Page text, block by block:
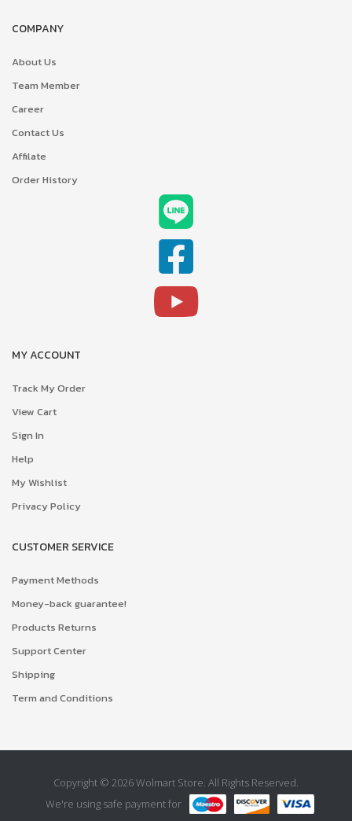
COMPANY
About Us
Team Member
Career
Contact Us
Affilate
Order History
MY ACCOUNT
Track My Order
View Cart
Sign In
Help
My Wishlist
Privacy Policy
CUSTOMER SERVICE
Payment Methods
Money-back guarantee!
Products Returns
Support Center
Shipping
Term and Conditions
Copyright © 2026 Wolmart Store. All Rights Reserved.
We're using safe payment for